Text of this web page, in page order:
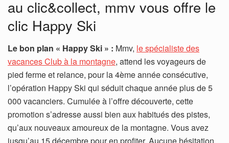
au clic&collect, mmv vous offre le
clic Happy Ski
Le bon plan « Happy Ski » : Mmv, le spécialiste des
vacances Club à la montagne, attend les voyageurs de
pied ferme et relance, pour la 4ème année consécutive,
l’opération Happy Ski qui séduit chaque année plus de 5
000 vacanciers. Cumulée à l’offre découverte, cette
promotion s’adresse aussi bien aux habitués des pistes,
qu’aux nouveaux amoureux de la montagne. Vous avez